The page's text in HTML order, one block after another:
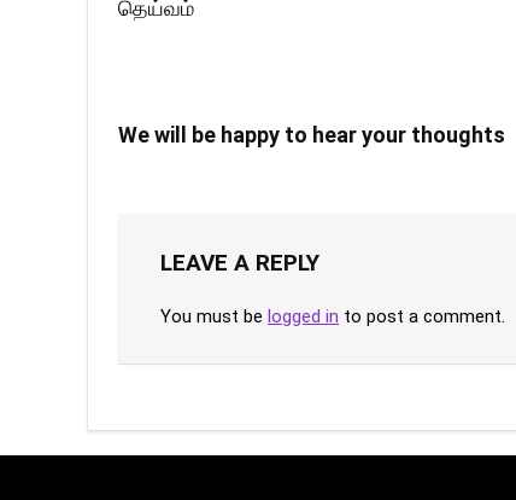
தெய்வம்
We will be happy to hear your thoughts
LEAVE A REPLY
You must be logged in to post a comment.